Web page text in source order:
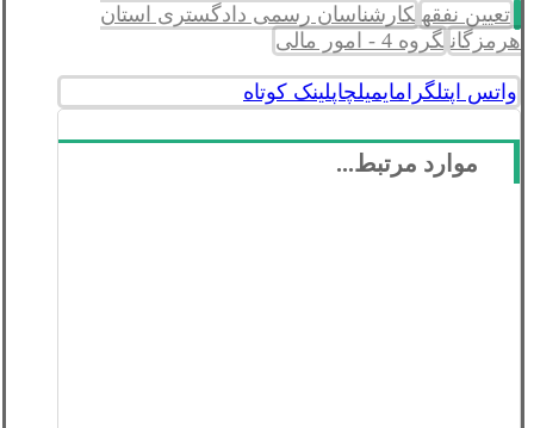
تعیین نفقه کارشناسان رسمی دادگستری استان
هرمزگان گروه 4 - امور مالی
واتس اپتلگرامایمیلچاپلینک کوتاه
موارد مرتبط...